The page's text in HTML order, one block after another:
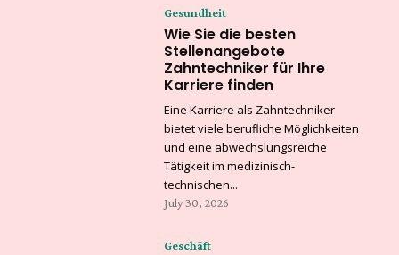
Gesundheit
Wie Sie die besten
Stellenangebote
Zahntechniker für Ihre
Karriere finden
Eine Karriere als Zahntechniker
bietet viele berufliche Möglichkeiten
und eine abwechslungsreiche
Tätigkeit im medizinisch-
technischen...
July 30, 2026
Geschäft